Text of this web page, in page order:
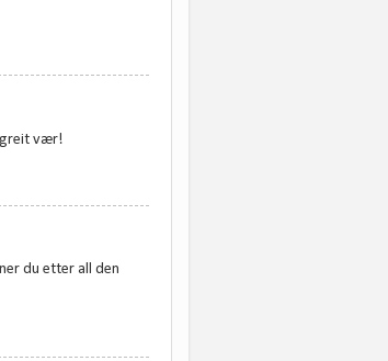
greit vær!
du etter all den